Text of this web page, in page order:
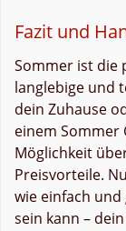
Fazit und
Sommer ist die
langlebige und
dein Zuhause
einem Sommer
Möglichkeit
Preisvorteile.
wie einfach
sein kann –